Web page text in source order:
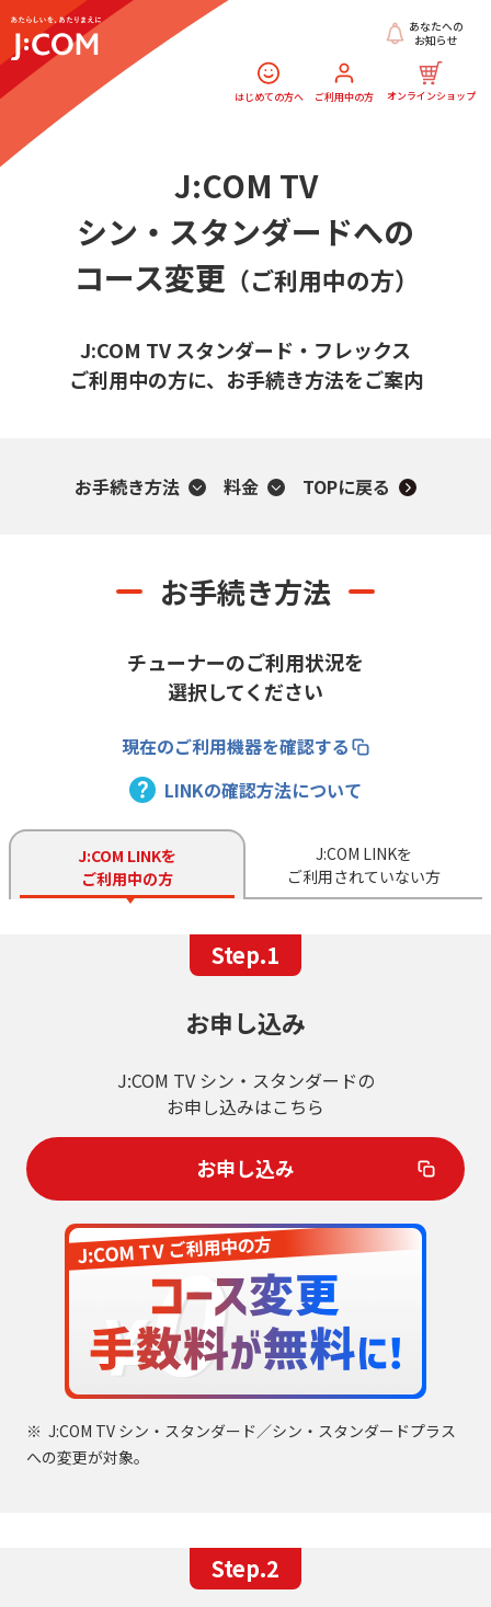
はじめての方へ ご利用中の方 オンラインショップ
あなたへの
お知らせ
J:COM TV
シン・スタンダードへの
コース変更（ご利用中の方）
J:COM TV スタンダード・フレックス
ご利用中の方に、 お手続き方法をご案内
お手続き方法 料金 TOPに戻る
お手続き方法
チューナーのご利用状況を
選択してください
現在のご利用機器を確認する
LINKの確認方法について
J:COM LINKを
ご利用中の方
J:COM LINKを
ご利用されていない方
Step.1
お申し込み
J:COM TV シン・スタンダードの
お申し込みはこちら
お申し込み
J:COM TV シン・スタンダード／シン・スタンダードプラス
への変更が対象。
Step.2